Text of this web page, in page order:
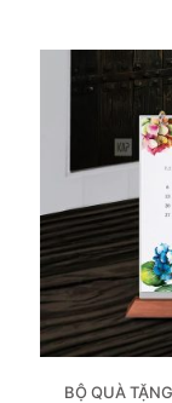
BỘ QUÀ